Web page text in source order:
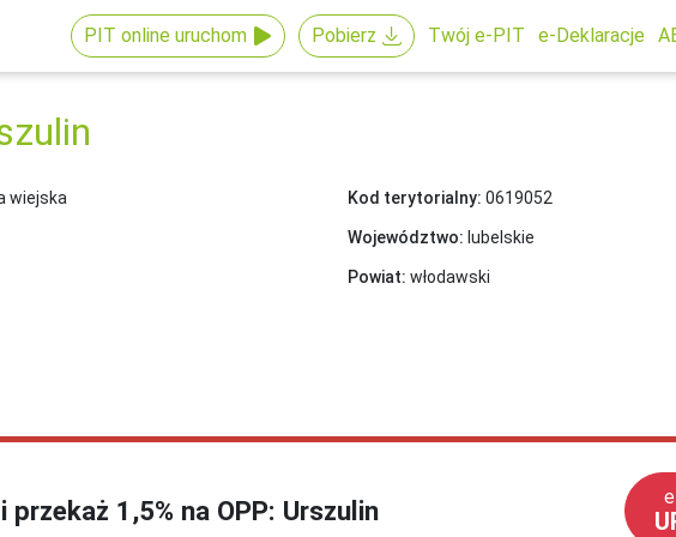
PIT online uruchom Pobierz Twój e-PIT e-Deklaracje
wiejska Kod terytorialny: 0619052
Województwo: lubelskie
Powiat: włodawski
przekaż 1,5% na OPP: Urszulin